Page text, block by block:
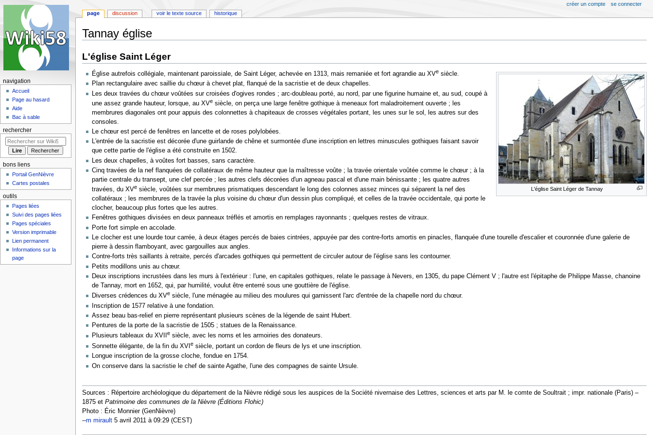
Tannay église
à
navigation
à
recherche
L'église Saint Léger
L'église Saint Léger de Tannay
Église autrefois collégiale, maintenant paroissiale, de Saint Léger, achevée en 1313, mais remaniée et fort agrandie au XVesiècle.
Plan rectangulaire avec saillie du chœur à chevet plat, flanqué de la sacristie et de deux chapelles.
Les deux travées du chœur voûtées sur croisées d'ogives rondes ; arc-doubleau porté, au nord, par une figurine humaine et, au sud, coupé à
une assez grande hauteur, lorsque, au XVesiècle, on perça une large fenêtre gothique à meneaux fort maladroitement ouverte ; les
membrures diagonales ont pour appuis des colonnettes à chapiteaux de crosses végétales portant, les unes sur le sol, les autres sur des
consoles.
Le chœur est percé de fenêtres en lancette et de roses polylobées.
L'entrée de la sacristie est décorée d'une guirlande de chêne et surmontée d'une inscription en lettres minuscules gothiques faisant savoir
que cette partie de l'église a été construite en 1502.
Les deux chapelles, à voûtes fort basses, sans caractère.
Cinq travées de la nef flanquées de collatéraux de même hauteur que la maîtresse voûte ; la travée orientale voûtée comme le chœur ; à la
partie centrale du transept, une clef percée ; les autres clefs décorées d'un agneau pascal et d'une main bénissante ; les quatre autres
travées, du XVesiècle, voûtées sur membrures prismatiques descendant le long des colonnes assez minces qui séparent la nef des
collatéraux ; les membrures de la travée la plus voisine du chœur d'un dessin plus compliqué, et celles de la travée occidentale, qui porte le
clocher, beaucoup plus fortes que les autres.
Fenêtres gothiques divisées en deux panneaux tréflés et amortis en remplages rayonnants ; quelques restes de vitraux.
Porte fort simple en accolade.
Le clocher est une lourde tour carrée, à deux étages percés de baies cintrées, appuyée par des contre-forts amortis en pinacles, flanquée d'une tourelle d'escalier et couronnée d'une galerie de
pierre à dessin flamboyant, avec gargouilles aux angles.
Contre-forts très saillants à retraite, percés d'arcades gothiques qui permettent de circuler autour de l'église sans les contourner.
Petits modillons unis au chœur.
Deux inscriptions incrustées dans les murs à l'extérieur : l'une, en capitales gothiques, relate le passage à Nevers, en 1305, du pape Clément V ; l'autre est l'épitaphe de Philippe Masse, chanoine
de Tannay, mort en 1652, qui, par humilité, voulut être enterré sous une gouttière de l'église.
Diverses crédences du XVesiècle, l'une ménagée au milieu des moulures qui garnissent l'arc d'entrée de la chapelle nord du chœur.
Inscription de 1577 relative à une fondation.
Assez beau bas-relief en pierre représentant plusieurs scènes de la légende de saint Hubert.
Pentures de la porte de la sacristie de 1505 ; statues de la Renaissance.
Plusieurs tableaux du XVII esiècle, avec les noms et les armoiries des donateurs.
Sonnette élégante, de la fin du XVI esiècle, portant un cordon de fleurs de lys et une inscription.
Longue inscription de la grosse cloche, fondue en 1754.
On conserve dans la sacristie le chef de sainte Agathe, l'une des compagnes de sainte Ursule.
Sources : Répertoire archéologique du département de la Nièvre rédigé sous les auspices de la Société nivernaise des Lettres, sciences et arts par M. le comte de Soultrait ; impr. nationale (Paris) –
1875 et Patrimoine des communes de la Nièvre (Éditions Flohic)
Photo : Éric Monnier (GenNièvre)
--m mirault5 avril 2011 à 09:29 (CEST)
page discussion voir le texte source historique
créer un compte se connecter
navigation
Accueil
Page au hasard
Aide
Bac à sable
rechercher
bons liens
Portail GenNièvre
Cartes postales
outils
Pages liées
Suivi des pages liées
Pages spéciales
Version imprimable
Lien permanent
Informations sur la
page